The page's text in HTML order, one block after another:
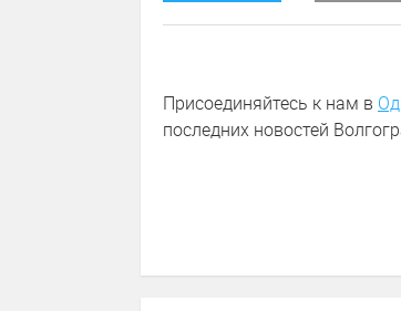
Присоединяйтесь к нам в
последних новостей